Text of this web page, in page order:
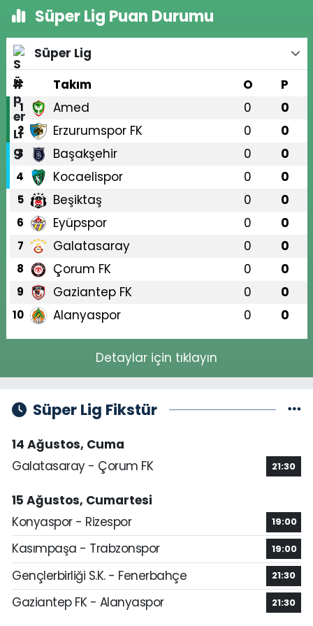
Süper Lig Puan Durumu
Süper Lig
#
Takım O P
1 Amed 0 0
2 Erzurumspor FK 0 0
3 Başakşehir 0 0
4 Kocaelispor 0 0
5 Beşiktaş 0 0
6 Eyüpspor 0 0
7 Galatasaray 0 0
8 Çorum FK 0 0
9 Gaziantep FK 0 0
10 Alanyaspor 0 0
Detaylar için tıklayın
Süper Lig Fikstür
14 Ağustos, Cuma
Galatasaray - Çorum FK
21:30
15 Ağustos, Cumartesi
Konyaspor - Rizespor
19:00
Kasımpaşa - Trabzonspor 19:00
Gençlerbirliği S.K. - Fenerbahçe 21:30
Gaziantep FK - Alanyaspor 21:30